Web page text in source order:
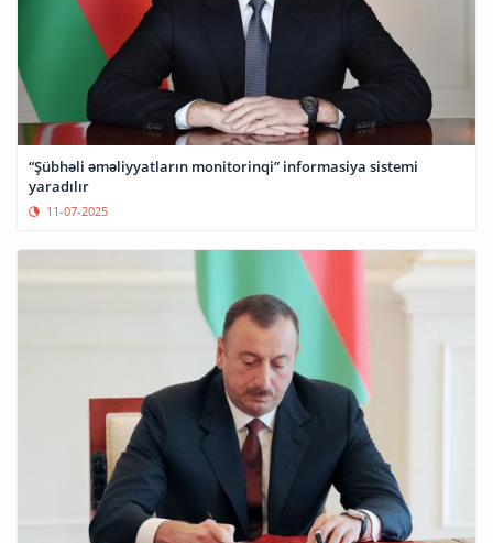
“Şübhəli əməliyyatların monitorinqi” informasiya sistemi
yaradılır
11-07-2025